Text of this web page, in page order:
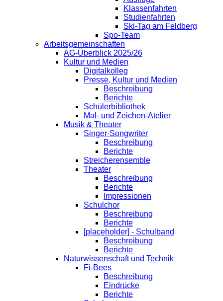
Klassenfahrten
Studienfahrten
Ski-Tag am Feldberg
Spo-Team
Arbeitsgemeinschaften
AG-Überblick 2025/26
Kultur und Medien
Digitalkolleg
Presse, Kultur und Medien
Beschreibung
Berichte
Schülerbibliothek
Mal- und Zeichen-Atelier
Musik & Theater
Singer-Songwriter
Beschreibung
Berichte
Streicherensemble
Theater
Beschreibung
Berichte
Impressionen
Schulchor
Beschreibung
Berichte
[placeholder] - Schulband
Beschreibung
Berichte
Naturwissenschaft und Technik
Fi-Bees
Beschreibung
Eindrücke
Berichte